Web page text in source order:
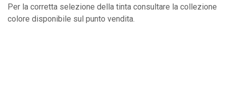
Per la corretta selezione della tinta consultare la collezione
colore disponibile sul punto vendita.